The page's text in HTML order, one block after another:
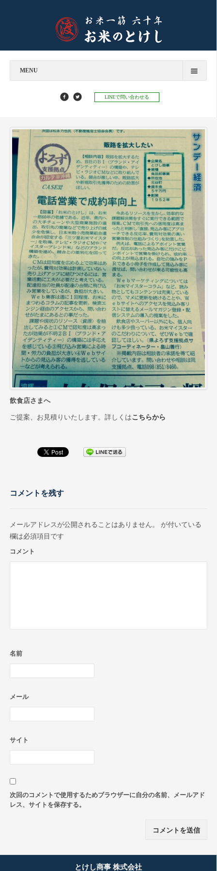
MENU
飲食店様へ
お餅のとけし
お知らせ
お知らせ
お米マイスターコラム
お取引先インタビュー
CM（TV・ラジオ）
会社情報
代表あいさつ
会社概要
会社沿革
スーパー・小売店様へ
一般のお客様へ
採用情報
お問合せ
プライバシーポリシー
LINEで問い合わせる
飲食店さまへ
ご提案、お見積りいたします。詳しくはこちらから
コメントを残す
メールアドレスが公開されることはありません。
が付いている
欄は必須項目です
コメント
名前
メール
サイト
次回のコメントで使用するためブラウザーに自分の名前、メールアド
レス、サイトを保存する。
とけし商事 株式会社